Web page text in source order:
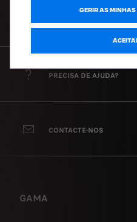
PRECISA DE AJUDA?
CONTACTE-NOS
GAMA
GERIR AS